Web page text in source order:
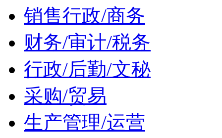
销售行政/商务
财务/审计/税务
行政/后勤/文秘
采购/贸易
生产管理/运营